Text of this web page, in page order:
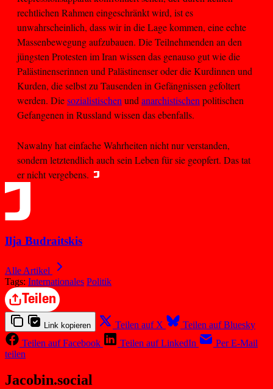
rechtlichen Rahmen eingeschränkt wird, ist es
unwahrscheinlich, dass wir in die Lage kommen, eine echte
Massenbewegung aufzubauen. Die Teilnehmenden an den
jüngsten Protesten im Iran wissen das genauso gut wie die
Palästinenserinnen und Palästinenser oder die Kurdinnen und
Kurden, die selbst zu Tausenden in Gefängnissen gefoltert
werden. Diesozialistischen und anarchistischen politischen
Gefangenen in Russland wissen das ebenfalls.
Nawalny hat einfache Wahrheiten nicht nur verstanden,
sondern letztendlich auch sein Leben für sie geopfert. Das tat
er nicht vergebens.
Ilja Budraitskis
Alle Artikel
Tags: Internationales Politik
Teilen
Link kopieren Teilen auf X
Teilen auf Bluesky
Teilen auf Facebook
Teilen auf LinkedIn
Per E-Mail
teilen
Jacobin.social